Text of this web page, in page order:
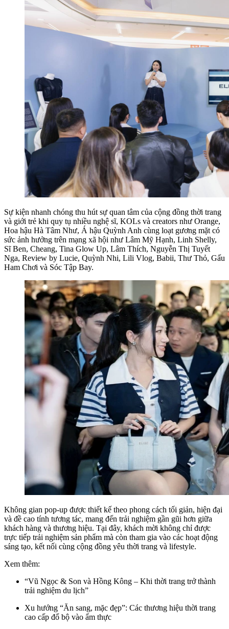
Sự kiện nhanh chóng thu hút sự quan tâm của cộng đồng thời trang
và giới trẻ khi quy tụ nhiều nghệ sĩ, KOLs và creators như Orange,
Hoa hậu Hà Tâm Như, Á hậu Quỳnh Anh cùng loạt gương mặt có
sức ảnh hưởng trên mạng xã hội như Lâm Mỹ Hạnh, Linh Shelly,
Sĩ Ben, Cheang, Tina Glow Up, Lâm Thích, Nguyễn Thị Tuyết
Nga, Review by Lucie, Quỳnh Nhi, Lili Vlog, Babii, Thư Thỏ, Gấu
Ham Chơi và Sóc Tập Bay.
Không gian pop-up được thiết kế theo phong cách tối giản, hiện đại
và đề cao tính tương tác, mang đến trải nghiệm gần gũi hơn giữa
khách hàng và thương hiệu. Tại đây, khách mời không chỉ được
trực tiếp trải nghiệm sản phẩm mà còn tham gia vào các hoạt động
sáng tạo, kết nối cùng cộng đồng yêu thời trang và lifestyle.
Xem thêm:
“Vũ Ngọc & Son và Hồng Kông – Khi thời trang trở thành
trải nghiệm du lịch”
Xu hướng “Ăn sang, mặc đẹp”: Các thương hiệu thời trang
cao cấp đổ bộ vào ẩm thực